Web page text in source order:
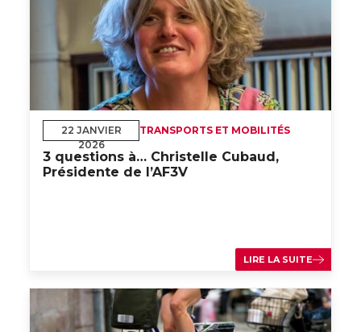
22 JANVIER
2026
TRANSPORTS ET MOBILITÉS
3 questions à… Christelle Cubaud,
Présidente de l’AF3V
LIRE LA SUITE